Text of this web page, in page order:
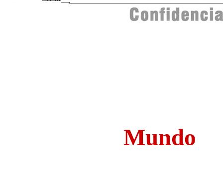
Mundo